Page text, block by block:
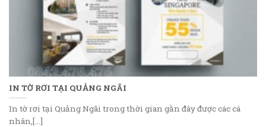
IN TỜ RƠI TẠI QUẢNG NGÃI
In tờ rơi tại Quảng Ngãi trong thời gian gần đây được các cá
nhân,[...]